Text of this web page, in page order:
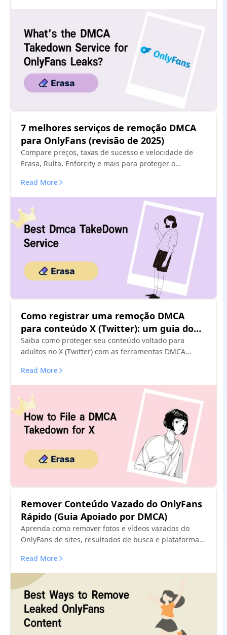
7 melhores serviços de remoção DMCA
para OnlyFans (revisão de 2025)
Compare preços, taxas de sucesso e velocidade de
Erasa, Rulta, Enforcity e mais para proteger o
dicas privilegiadas.
Read More
Como registrar uma remoção DMCA
para conteúdo X (Twitter): um guia do
criador
Saiba como proteger seu conteúdo voltado para
adultos no X (Twitter) com as ferramentas DMCA
gratuito.
Read More
Remover Conteúdo Vazado do OnlyFans
Rápido (Guia Apoiado por DMCA)
Aprenda como remover fotos e vídeos vazados do
OnlyFans de sites, resultados de busca e plataformas
DMCA que realmente funcionam.
Read More